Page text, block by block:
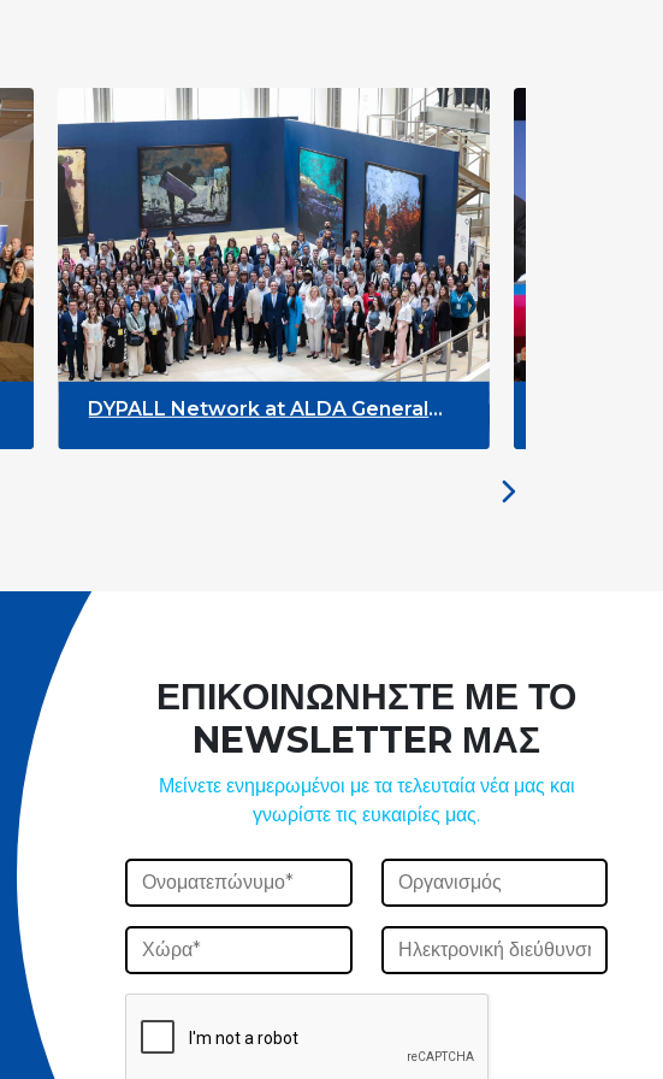
at ALDA General
DYPALL Network at ACT NOW
ΕΠΙΚΟΙΝΩΝΗΣΤΕ ΜΕ ΤΟ
NEWSLETTER ΜΑΣ
Μείνετε ενημερωμένοι με τα τελευταία νέα μας και
γνωρίστε τις ευκαιρίες μας.